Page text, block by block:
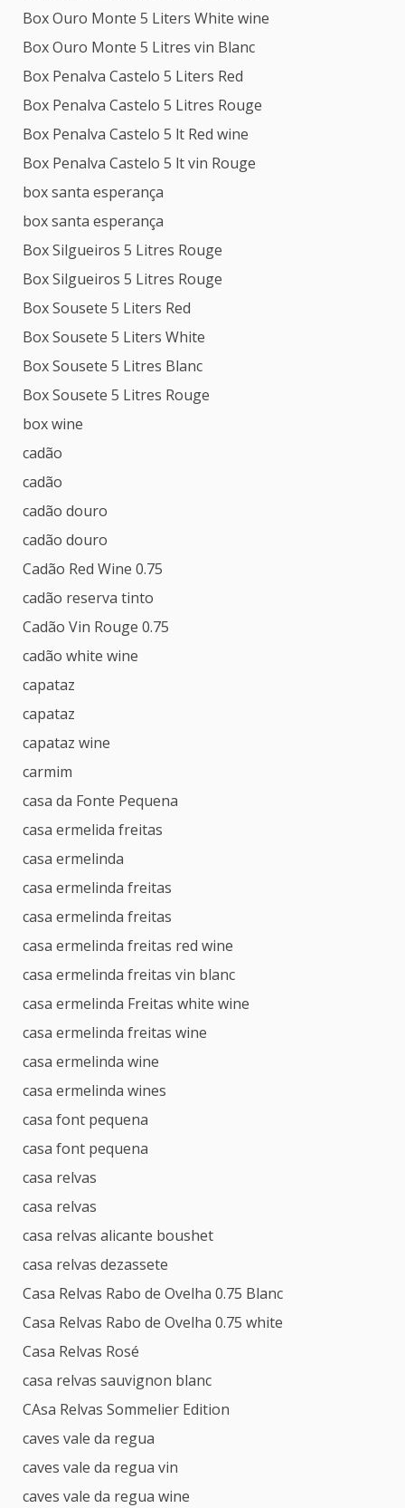
Box Ouro Monte 5 Liters White wine
Box Ouro Monte 5 Litres vin Blanc
Box Penalva Castelo 5 Liters Red
Box Penalva Castelo 5 Litres Rouge
Box Penalva Castelo 5 lt Red wine
Box Penalva Castelo 5 lt vin Rouge
box santa esperança
box santa esperança
Box Silgueiros 5 Litres Rouge
Box Silgueiros 5 Litres Rouge
Box Sousete 5 Liters Red
Box Sousete 5 Liters White
Box Sousete 5 Litres Blanc
Box Sousete 5 Litres Rouge
box wine
cadão
cadão
cadão douro
cadão douro
Cadão Red Wine 0.75
cadão reserva tinto
Cadão Vin Rouge 0.75
cadão white wine
capataz
capataz
capataz wine
carmim
casa da Fonte Pequena
casa ermelida freitas
casa ermelinda
casa ermelinda freitas
casa ermelinda freitas
casa ermelinda freitas red wine
casa ermelinda freitas vin blanc
casa ermelinda Freitas white wine
casa ermelinda freitas wine
casa ermelinda wine
casa ermelinda wines
casa font pequena
casa font pequena
casa relvas
casa relvas
casa relvas alicante boushet
casa relvas dezassete
Casa Relvas Rabo de Ovelha 0.75 Blanc
Casa Relvas Rabo de Ovelha 0.75 white
Casa Relvas Rosé
casa relvas sauvignon blanc
CAsa Relvas Sommelier Edition
caves vale da regua
caves vale da regua vin
caves vale da regua wine